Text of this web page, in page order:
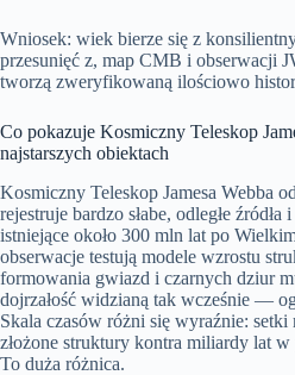
Wniosek: wiek bierze się z
przesunięć z, map CMB i obserwacji
tworzą zweryfikowaną ilościowo
Co pokazuje Kosmiczny Teleskop
najstarszych obiektach
Kosmiczny Teleskop Jamesa Webba
rejestruje bardzo słabe, odległe źródła
istniejące około 300 mln lat po
obserwacje testują modele wzrostu
formowania gwiazd i czarnych dziur
dojrzałość widzianą tak wcześnie —
Skala czasów różni się wyraźnie:
złożone struktury kontra miliardy lat
To duża różnica.